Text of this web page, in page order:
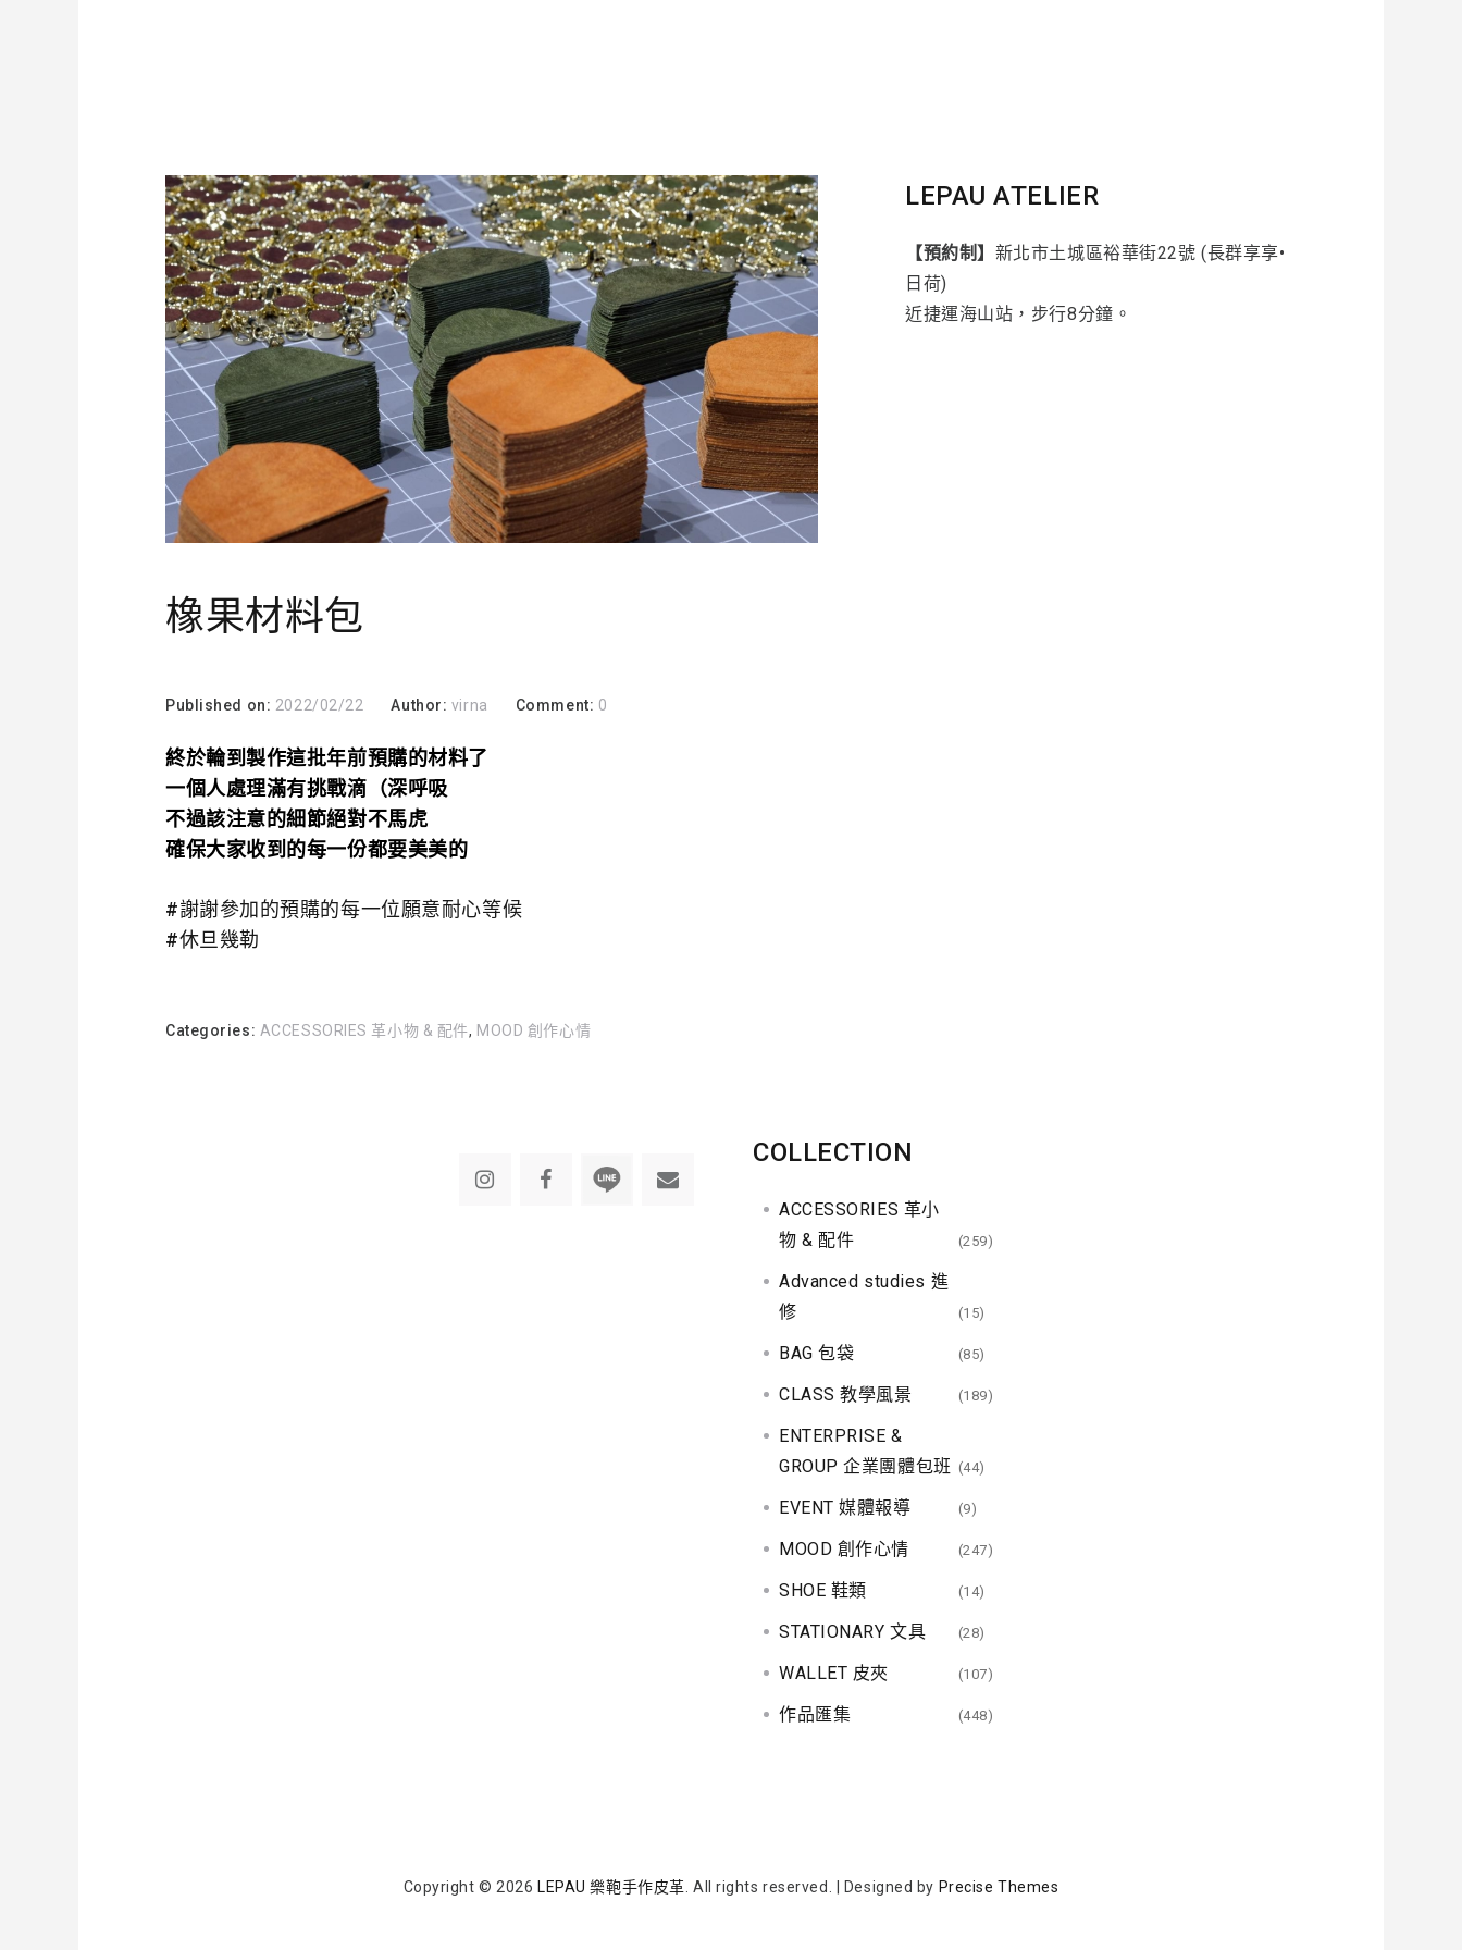
橡果材料包
Published on: 2022/02/22 Author: virna Comment: 0
終於輪到製作這批年前預購的材料了
一個人處理滿有挑戰滴（深呼吸
不過該注意的細節絕對不馬虎
確保大家收到的每一份都要美美的
#謝謝參加的預購的每一位願意耐心等候
#休旦幾勒
Categories: ACCESSORIES 革小物 & 配件, MOOD 創作心情
LEPAU ATELIER
【預約制】 新北市土城區裕華街22號 (長群享享•
日荷)
近捷運海山站，步行8分鐘。
COLLECTION
ACCESSORIES 革小
物 & 配件
(259)
Advanced studies 進
修
(15)
BAG 包袋 (85)
CLASS 教學風景 (189)
ENTERPRISE &
GROUP 企業團體包班 (44)
EVENT 媒體報導 (9)
MOOD 創作心情 (247)
SHOE 鞋類 (14)
STATIONARY 文具 (28)
WALLET 皮夾 (107)
作品匯集 (448)
Copyright © 2026 LEPAU 樂鞄手作皮革 . All rights reserved. Designed by Precise Themes